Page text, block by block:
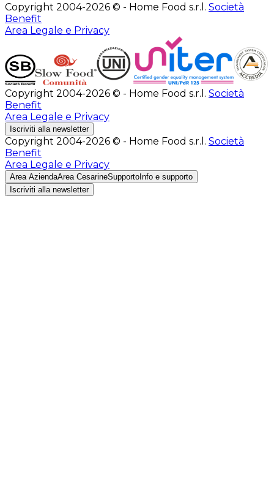
Copyright 2004-2026 © - Home Food s.r.l. Società
Benefit
Area Legale e Privacy
Copyright 2004-2026 © - Home Food s.r.l. Società
Benefit
Area Legale e Privacy
Iscriviti alla newsletter
Copyright 2004-2026 © - Home Food s.r.l. Società
Benefit
Area Legale e Privacy
Area AziendaArea CesarineSupporto Info e supporto
Iscriviti alla newsletter